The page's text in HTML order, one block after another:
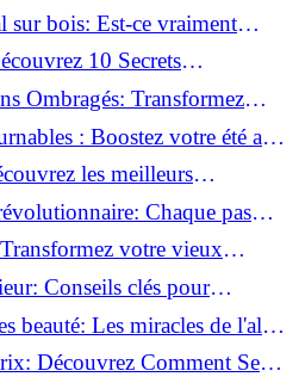
sur bois: Est-ce vraiment
10 Secrets
un Bien-être Optimal!
Ombragés: Transformez
Verte!: Boostez votre été avec
les meilleurs
Chaque pas
votre vieux
un clin d'œil!
Conseils clés pour
votre éclairage!
beauté: Les miracles de l'aloe
Découvrez Comment Se